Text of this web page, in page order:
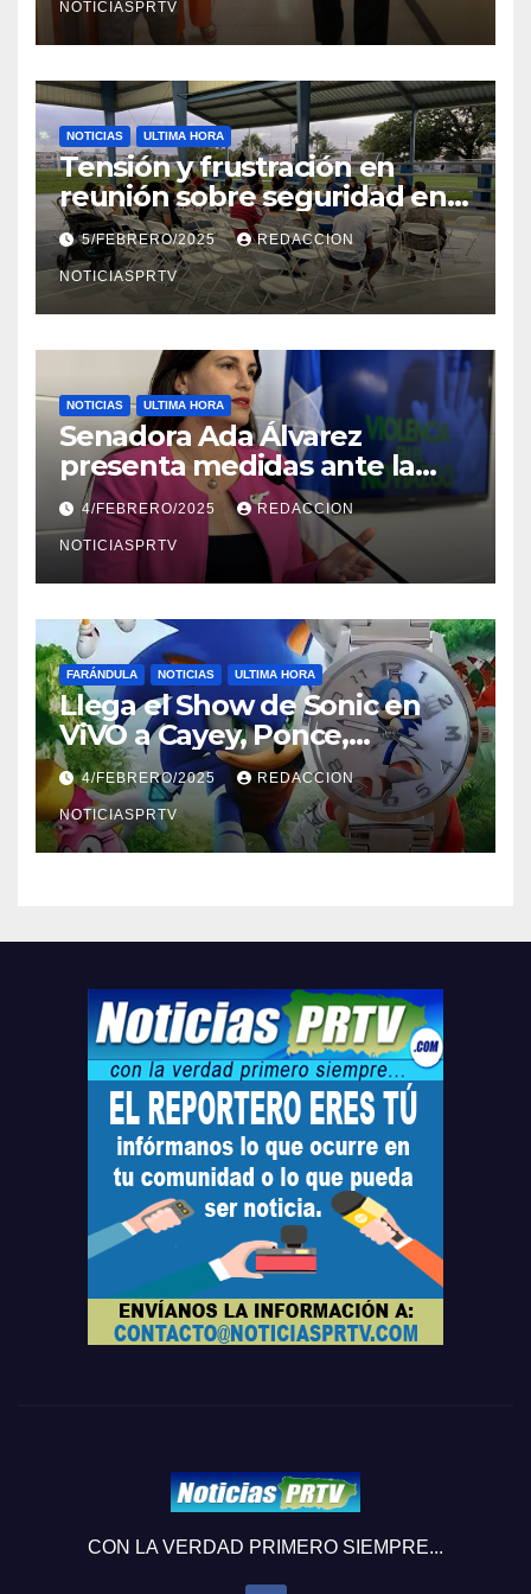
NOTICIASPRTV
NOTICIAS ULTIMA HORA
Tensión y frustración en
reunión sobre seguridad en
Reparto Metropolitano
5/FEBRERO/2025 REDACCION
NOTICIASPRTV
NOTICIAS ULTIMA HORA
Senadora Ada Álvarez
presenta medidas ante la
violencia en el noviazgo
4/FEBRERO/2025 REDACCION
NOTICIASPRTV
FARÁNDULA NOTICIAS ULTIMA HORA
Llega el Show de Sonic en
ViVO a Cayey, Ponce,
Barceloneta y Humacao,
Relojes gratis para el que
compre ahora….
4/FEBRERO/2025 REDACCION
NOTICIASPRTV
CON LA VERDAD PRIMERO SIEMPRE...